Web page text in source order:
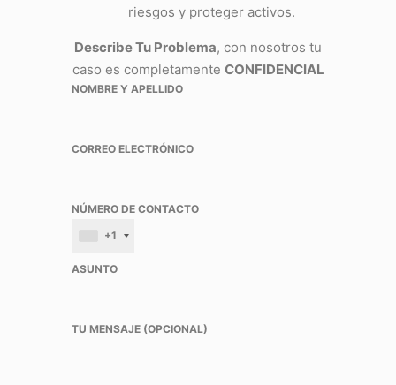
riesgos y proteger activos.
Describe Tu Problema, con nosotros tu
caso es completamente CONFIDENCIAL
NOMBRE Y APELLIDO
CORREO ELECTRÓNICO
NÚMERO DE CONTACTO
+1
ASUNTO
TU MENSAJE (OPCIONAL)